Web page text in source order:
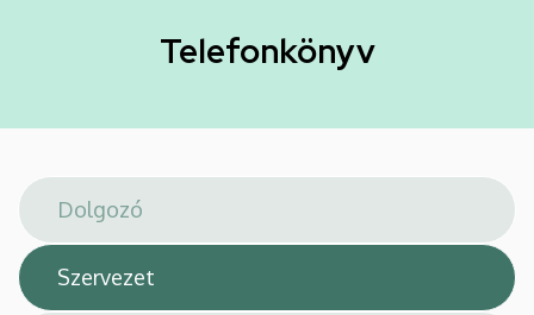
Általános
Arany
János
téri
feladatellátási
hely
Telefonkönyv